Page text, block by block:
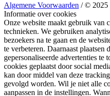
Algemene Voorwaarden / © 2025
Informatie over cookies
Onze website maakt gebruik van
technieken. We gebruiken
bezoekers na te gaan en de
te verbeteren. Daarnaast plaatsen
gepersonaliseerde advertenties
cookies geplaatst door social
kan door middel van deze
gevolgd worden. Wil je niet alle
aanpassen in de instellingen.